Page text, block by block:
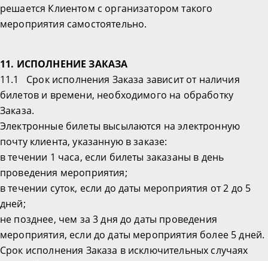
решается Клиентом с организатором такого
мероприятия самостоятельно.
11. ИСПОЛНЕНИЕ ЗАКАЗА
11.1 Срок исполнения Заказа зависит от наличия
билетов и времени, необходимого на обработку
Заказа.
Электронные билеты высылаются на электронную
почту клиента, указанную в заказе:
в течении 1 часа, если билеты заказаны в день
проведения мероприятия;
в течении суток, если до даты мероприятия от 2 до 5
дней;
не позднее, чем за 3 дня до даты проведения
мероприятия, если до даты мероприятия более 5 дней.
Срок исполнения Заказа в исключительных случаях